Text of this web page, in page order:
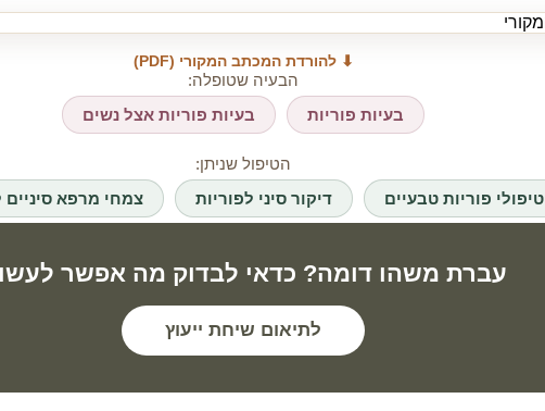
⬇ להורדת המכתב המקורי (PDF)
הבעיה שטופלה:
בעיות פוריות
בעיות פוריות אצל נשים
הטיפול שניתן:
טיפולי פוריות טבעיים
דיקור סיני לפוריות צמחי מרפא סיניים
עברת משהו דומה? כדאי לבדוק מה אפשר
לתיאום שיחת ייעוץ